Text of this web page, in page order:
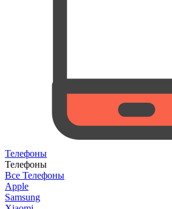
Телефоны
Телефоны
Все Телефоны
Apple
Samsung